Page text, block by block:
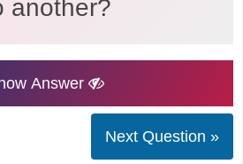
another?
Answer
Next Question »